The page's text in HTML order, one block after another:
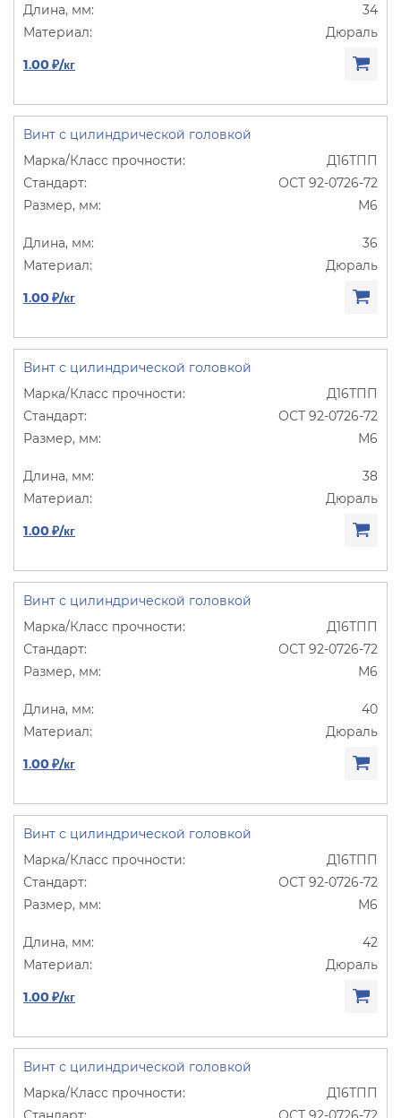
34
Дюраль
1.00 ₽/кг
Винт с цилиндрической головкой
Д16ТПП
ОСТ 92-0726-72
М6
36
Дюраль
1.00 ₽/кг
Винт с цилиндрической головкой
Д16ТПП
ОСТ 92-0726-72
М6
38
Дюраль
1.00 ₽/кг
Винт с цилиндрической головкой
Д16ТПП
ОСТ 92-0726-72
М6
40
Дюраль
1.00 ₽/кг
Винт с цилиндрической головкой
Д16ТПП
ОСТ 92-0726-72
М6
42
Дюраль
1.00 ₽/кг
Винт с цилиндрической головкой
Д16ТПП